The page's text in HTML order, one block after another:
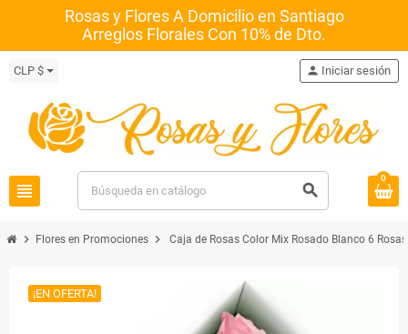
Rosas y Flores A Domicilio en Santiago
Arreglos Florales Con 10% de Dto.
CLP $
view_headline search
person Iniciar sesión
0
chevron_right Flores en Promociones chevron_right Caja de Rosas Color Mix Rosado Blanco 6
¡EN OFERTA!